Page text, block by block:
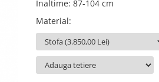
Inaltime: 87-104 cm
Material: